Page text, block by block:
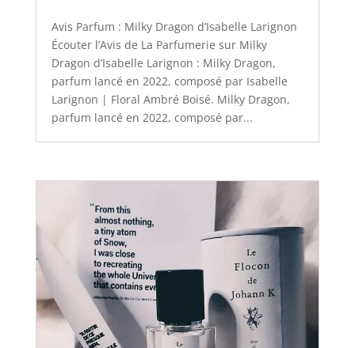
Avis Parfum : Milky Dragon d’Isabelle Larignon
Écouter l’Avis de La Parfumerie sur Milky
Dragon d’Isabelle Larignon : Milky Dragon,
parfum lancé en 2022, composé par Isabelle
Larignon | Floral Ambré Boisé. Milky Dragon,
parfum lancé en 2022, composé par...